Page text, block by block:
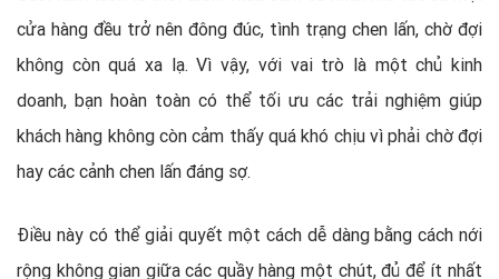
cửa hàng đều trở nên đông đúc, tình trạng chen lấn, chờ đợi
không còn quá xa lạ. Vì vậy, với vai trò là một chủ kinh
doanh, bạn hoàn toàn có thể tối ưu các trải nghiệm giúp
khách hàng không còn cảm thấy quá khó chịu vì phải chờ đợi
hay các cảnh chen lấn đáng sợ.
Điều này có thể giải quyết một cách dễ dàng bằng cách nới
rộng không gian giữa các quầy hàng một chút, đủ để ít nhất